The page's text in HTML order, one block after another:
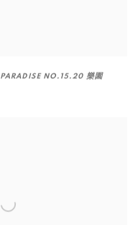
PARADISE NO.15.20 樂園